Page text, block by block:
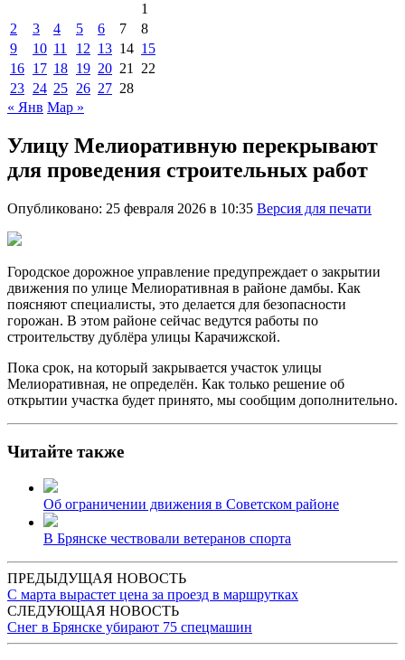
1
2
3 4 5 6 7
8
9
10 11 12 13 14 15
16 17 18 19 20 21
22
23 24 25 26 27 28
« Янв Мар »
Улицу Мелиоративную перекрывают
для проведения строительных работ
Опубликовано: 25 февраля 2026 в 10:35 Версия для печати
Городское дорожное управление предупреждает о закрытии
движения по улице Мелиоративная в районе дамбы. Как
поясняют специалисты, это делается для безопасности
горожан. В этом районе сейчас ведутся работы по
строительству дублёра улицы Карачижской.
Пока срок, на который закрывается участок улицы
Мелиоративная, не определён. Как только решение об
открытии участка будет принято, мы сообщим дополнительно.
Читайте также
Об ограничении движения в Советском районе
В Брянске чествовали ветеранов спорта
ПРЕДЫДУЩАЯ НОВОСТЬ
С марта вырастет цена за проезд в маршрутках
СЛЕДУЮЩАЯ НОВОСТЬ
Снег в Брянске убирают 75 спецмашин